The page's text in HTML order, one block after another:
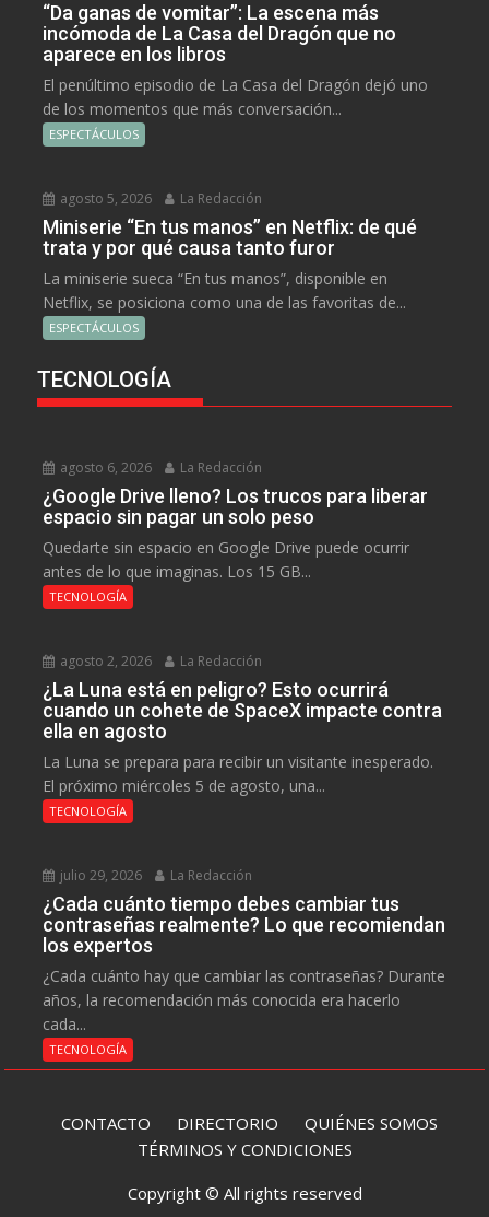
“Da ganas de vomitar”: La escena más
incómoda de La Casa del Dragón que no
aparece en los libros
El penúltimo episodio de La Casa del Dragón dejó uno
de los momentos que más conversación...
ESPECTÁCULOS
agosto 5, 2026 La Redacción
Miniserie “En tus manos” en Netflix: de qué
trata y por qué causa tanto furor
La miniserie sueca “En tus manos”, disponible en
Netflix, se posiciona como una de las favoritas de...
ESPECTÁCULOS
TECNOLOGÍA
agosto 6, 2026 La Redacción
¿Google Drive lleno? Los trucos para liberar
espacio sin pagar un solo peso
Quedarte sin espacio en Google Drive puede ocurrir
antes de lo que imaginas. Los 15 GB...
TECNOLOGÍA
agosto 2, 2026 La Redacción
¿La Luna está en peligro? Esto ocurrirá
cuando un cohete de SpaceX impacte contra
ella en agosto
La Luna se prepara para recibir un visitante inesperado.
El próximo miércoles 5 de agosto, una...
TECNOLOGÍA
julio 29, 2026 La Redacción
¿Cada cuánto tiempo debes cambiar tus
contraseñas realmente? Lo que recomiendan
los expertos
¿Cada cuánto hay que cambiar las contraseñas? Durante
años, la recomendación más conocida era hacerlo
cada...
TECNOLOGÍA
CONTACTO DIRECTORIO QUIÉNES SOMOS
TÉRMINOS Y CONDICIONES
Copyright © All rights reserved